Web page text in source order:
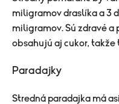
miligramov draslíka a 3
miligramov. Sú zdravé
obsahujú aj cukor,
Paradajky
Stredná paradajka má